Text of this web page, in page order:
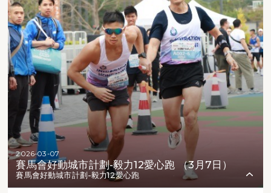
2026-03-07
賽馬會好動城市計劃-毅力12愛心跑 （3月7日）
賽馬會好動城市計劃-毅力12愛心跑